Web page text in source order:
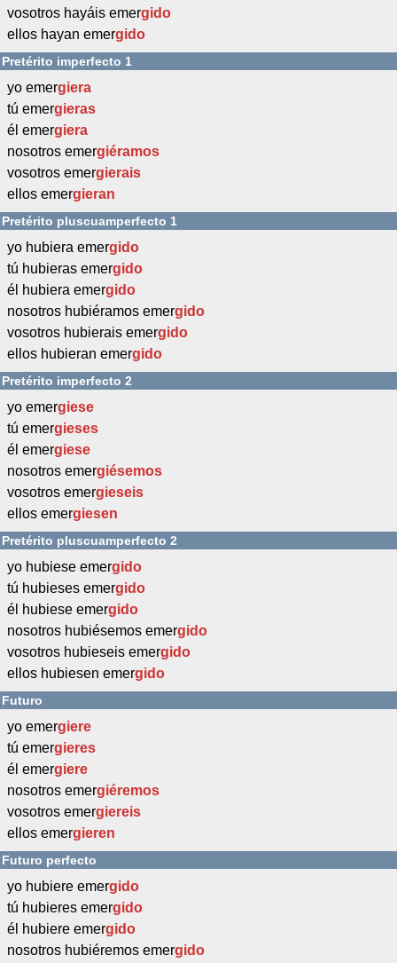
vosotros hayáis emergido
ellos hayan emergido
Pretérito imperfecto 1
yo emergiera
tú emergieras
él emergiera
nosotros emergiéramos
vosotros emergierais
ellos emergieran
Pretérito pluscuamperfecto 1
yo hubiera emergido
tú hubieras emergido
él hubiera emergido
nosotros hubiéramos emergido
vosotros hubierais emergido
ellos hubieran emergido
Pretérito imperfecto 2
yo emergiese
tú emergieses
él emergiese
nosotros emergiésemos
vosotros emergieseis
ellos emergiesen
Pretérito pluscuamperfecto 2
yo hubiese emergido
tú hubieses emergido
él hubiese emergido
nosotros hubiésemos emergido
vosotros hubieseis emergido
ellos hubiesen emergido
Futuro
yo emergiere
tú emergieres
él emergiere
nosotros emergiéremos
vosotros emergiereis
ellos emergieren
Futuro perfecto
yo hubiere emergido
tú hubieres emergido
él hubiere emergido
nosotros hubiéremos emergido